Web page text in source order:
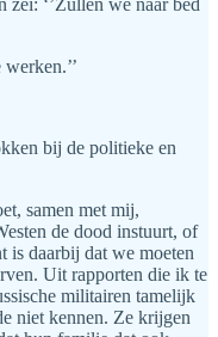
zei: ‘’Zullen we naar bed
bij de politieke en
samen met mij,
de dood instuurt, of
is daarbij dat we moeten
Uit rapporten die ik te
militairen tamelijk
niet kennen. Ze krijgen